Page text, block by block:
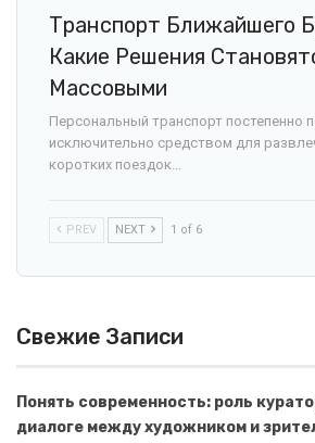
Транспорт Ближайшего
Какие Решения
Массовыми
Персональный транспорт постепенно
исключительно средством для
коротких поездок…
PREV NEXT 1 of 6
Свежие Записи
Понять современность: роль
диалоге между художником и